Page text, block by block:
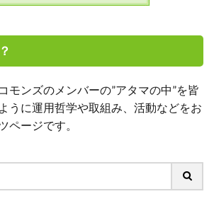
モンズのメンバーの”アタマの中”を皆
うに運用哲学や取組み、活動などをお
ページです。